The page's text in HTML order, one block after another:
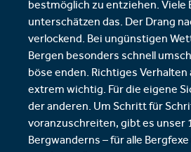
bestmöglich zu entziehen. Viele
unterschätzen das. Der Drang
verlockend. Bei ungünstigen
Bergen besonders schnell
böse enden. Richtiges Verhalten
extrem wichtig. Für die eigene
der anderen. Um Schritt für
voranzuschreiten, gibt es unser
Bergwanderns – für alle